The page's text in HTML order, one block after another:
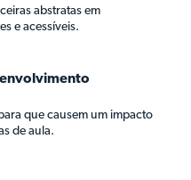
abstratas em
e acessíveis.
que causem um impacto
de aula.